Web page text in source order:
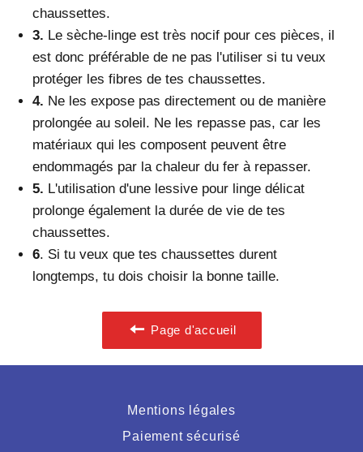
chaussettes.
3. Le sèche-linge est très nocif pour ces pièces, il
est donc préférable de ne pas l'utiliser si tu veux
protéger les fibres de tes chaussettes.
4. Ne les expose pas directement ou de manière
prolongée au soleil. Ne les repasse pas, car les
matériaux qui les composent peuvent être
endommagés par la chaleur du fer à repasser.
5. L'utilisation d'une lessive pour linge délicat
prolonge également la durée de vie de tes
chaussettes.
6. Si tu veux que tes chaussettes durent
longtemps, tu dois choisir la bonne taille.
Page d'accueil
Mentions légales
Paiement sécurisé